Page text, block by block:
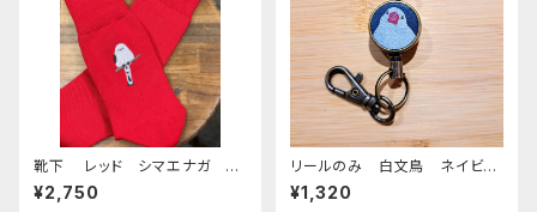
靴下 レッド シマエナガ く
つした しまえなが 刺繍 日
本製 奈良の靴下
¥2,750
リールのみ 白文鳥 ネイビ
ー 文鳥 ブンチョウ ぶんちょ
う
¥1,320